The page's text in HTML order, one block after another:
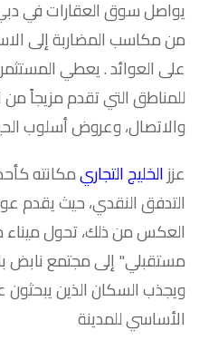
من مكاسب المضاربة إلى
على العوائد . يعطي
للمناطق التي تقدم مزيجاً من
والاتصال، وعروض أسلوب
عززالخليج التجاريمكانته
التدفق النقدي، حيث يقدم
العكس من ذلك، تحول
مستقبلي" إلى مجتمع نابض
ويجذب السكان الذين يبحثون
الأساسي للمدينة